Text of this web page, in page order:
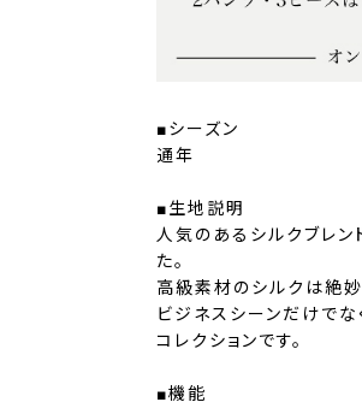
■シーズン
通年
■生地説明
人気のあるシルクブレン
た。
高級素材のシルクは絶
ビジネスシーンだけでな
コレクションです。
■機能